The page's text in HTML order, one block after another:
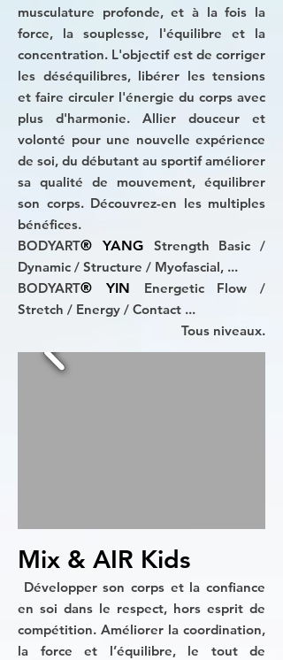
musculature profonde, et à la fois la
force, la souplesse, l'équilibre et la
concentration. L'objectif est de corriger
les déséquilibres, libérer les tensions
et faire circuler l'énergie du corps avec
plus d'harmonie. Allier douceur et
volonté pour une nouvelle expérience
de soi, du débutant au sportif améliorer
sa qualité de mouvement, équilibrer
son corps. Découvrez-en les multiples
bénéfices.
BODYART® YANG Strength Basic /
Dynamic / Structure / Myofascial, ...
BODYART® YIN EnergeticFlow /
Stretch / Energy / Contact ...
Tous niveaux.
Mix & AIR Kids
Développer son corps et la confiance
en soi dans le respect, hors esprit de
compétition. Améliorer la coordination,
la force et l’équilibre, le tout de